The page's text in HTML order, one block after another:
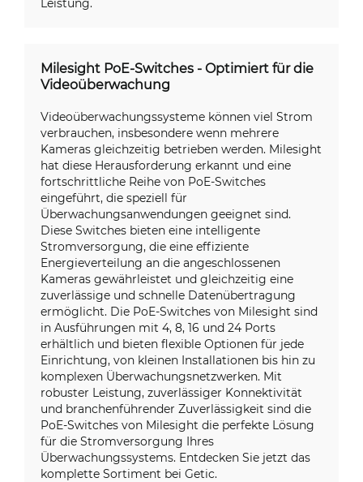
Milesight PoE-Switches - Optimiert für die
Videoüberwachung
Videoüberwachungssysteme können viel Strom
verbrauchen, insbesondere wenn mehrere
Kameras gleichzeitig betrieben werden. Milesight
hat diese Herausforderung erkannt und eine
fortschrittliche Reihe von PoE-Switches
eingeführt, die speziell für
Überwachungsanwendungen geeignet sind.
Diese Switches bieten eine intelligente
Stromversorgung, die eine effiziente
Energieverteilung an die angeschlossenen
Kameras gewährleistet und gleichzeitig eine
zuverlässige und schnelle Datenübertragung
ermöglicht. Die PoE-Switches von Milesight sind
in Ausführungen mit 4, 8, 16 und 24 Ports
erhältlich und bieten flexible Optionen für jede
Einrichtung, von kleinen Installationen bis hin zu
komplexen Überwachungsnetzwerken. Mit
robuster Leistung, zuverlässiger Konnektivität
und branchenführender Zuverlässigkeit sind die
PoE-Switches von Milesight die perfekte Lösung
für die Stromversorgung Ihres
Überwachungssystems. Entdecken Sie jetzt das
komplette Sortiment bei Getic.